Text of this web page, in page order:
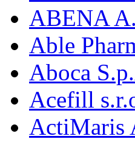
ABENA
Able
Aboca
Acefill
ActiMaris